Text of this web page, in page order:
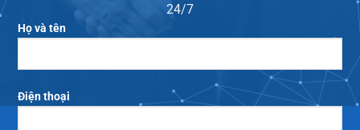
24/7
Họ và tên
Điện thoại